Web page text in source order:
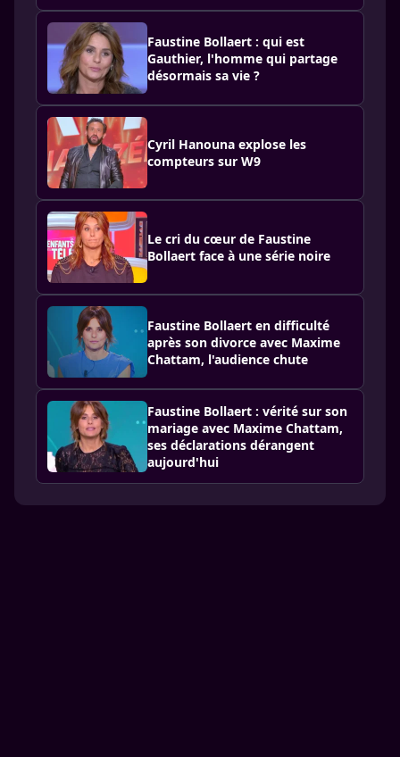
Faustine Bollaert : qui est
Gauthier, l'homme qui partage
désormais sa vie ?
Cyril Hanouna explose les
compteurs sur W9
Le cri du cœur de Faustine
Bollaert face à une série noire
Faustine Bollaert en difficulté
après son divorce avec Maxime
Chattam, l'audience chute
Faustine Bollaert : vérité sur son
mariage avec Maxime Chattam,
ses déclarations dérangent
aujourd'hui